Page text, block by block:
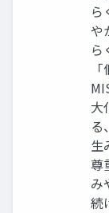
ら
や
ら
大
る
生
尊
み
続